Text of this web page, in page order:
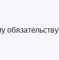
обязательству